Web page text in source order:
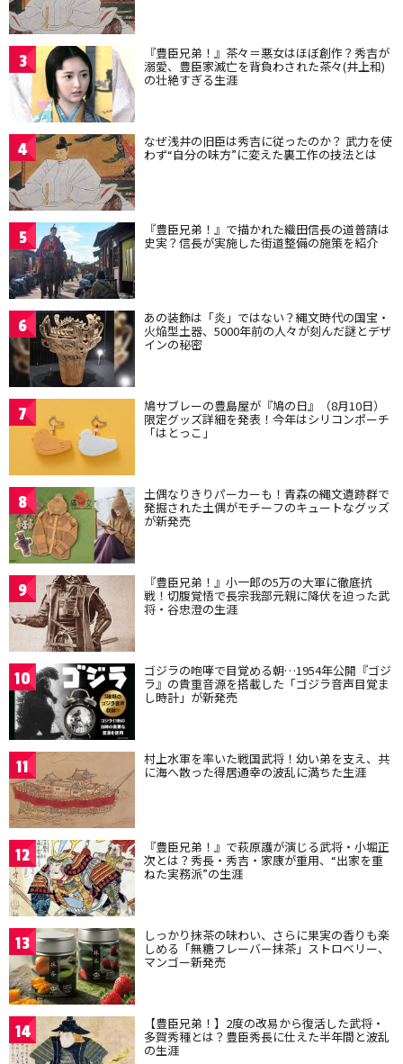
3 『豊臣兄弟！』茶々＝悪女はほぼ創作？秀吉が
溺愛、豊臣家滅亡を背負わされた茶々(井上和)
の壮絶すぎる生涯
4 なぜ浅井の旧臣は秀吉に従ったのか？ 武力を使
わず“自分の味方”に変えた裏工作の技法とは
5 『豊臣兄弟！』で描かれた織田信長の道普請は
史実？信長が実施した街道整備の施策を紹介
6 あの装飾は「炎」ではない？縄文時代の国宝・
火焔型土器、5000年前の人々が刻んだ謎とデザ
インの秘密
7 鳩サブレーの豊島屋が『鳩の日』（8月10日）
限定グッズ詳細を発表！今年はシリコンポーチ
「はとっこ」
8 土偶なりきりパーカーも！青森の縄文遺跡群で
発掘された土偶がモチーフのキュートなグッズ
が新発売
9 『豊臣兄弟！』小一郎の5万の大軍に徹底抗
戦！切腹覚悟で長宗我部元親に降伏を迫った武
将・谷忠澄の生涯
10 ゴジラの咆哮で目覚める朝…1954年公開『ゴジ
ラ』の貴重音源を搭載した「ゴジラ音声目覚ま
し時計」が新発売
11 村上水軍を率いた戦国武将！幼い弟を支え、共
に海へ散った得居通幸の波乱に満ちた生涯
12 『豊臣兄弟！』で萩原護が演じる武将・小堀正
次とは？秀長・秀吉・家康が重用、“出家を重
ねた実務派”の生涯
13 しっかり抹茶の味わい、さらに果実の香りも楽
しめる「無糖フレーバー抹茶」ストロベリー、
マンゴー新発売
14 【豊臣兄弟！】2度の改易から復活した武将・
多賀秀種とは？豊臣秀長に仕えた半年間と波乱
の生涯